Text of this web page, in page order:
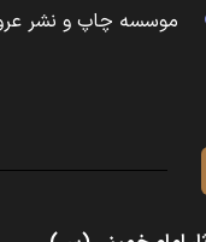
موسسه چاپ و نشر